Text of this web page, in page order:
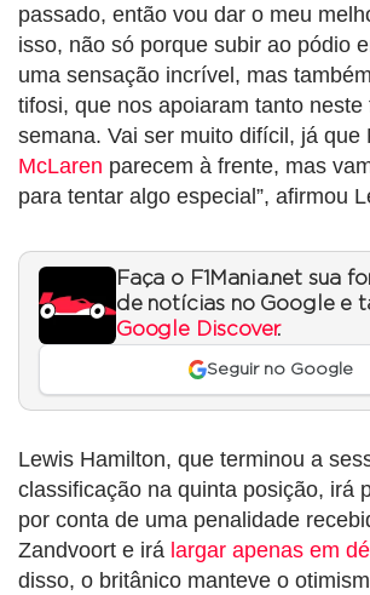
passado, então vou dar o meu
isso, não só porque subir ao pódio
uma sensação incrível, mas
tifosi, que nos apoiaram tanto neste
semana. Vai ser muito difícil, já que
McLaren parecem à frente, mas
para tentar algo especial”, afirmou
Faça o F1Mania.net sua
de notícias no Google e
Google Discover.
Seguir no Google
Lewis Hamilton, que terminou a
classificação na quinta posição, irá
por conta de uma penalidade
Zandvoort e irá largar apenas em
disso, o britânico manteve o